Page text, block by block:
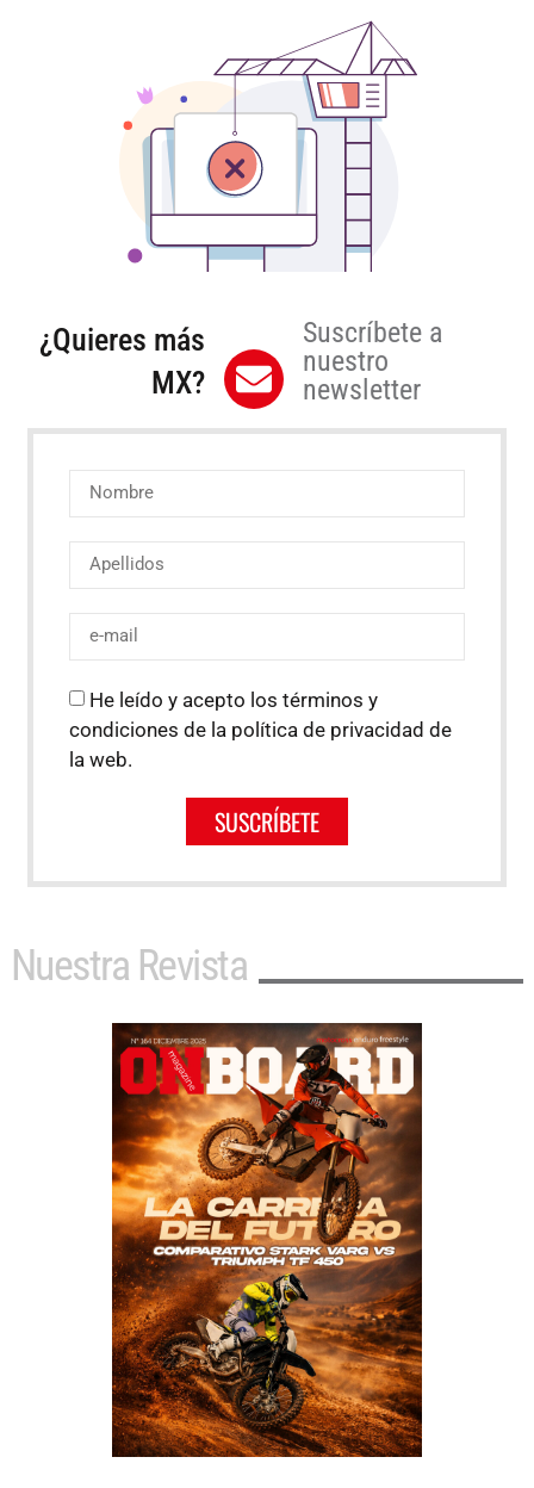
¿Quieres más
MX?
Suscríbete a
nuestro
newsletter
He leído y acepto los términos y
condiciones de la política de privacidad de
la web.
SUSCRÍBETE
Nuestra Revista